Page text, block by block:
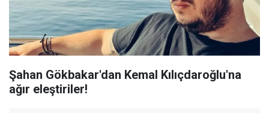
Şahan Gökbakar'dan Kemal Kılıçdaroğlu'na
ağır eleştiriler!